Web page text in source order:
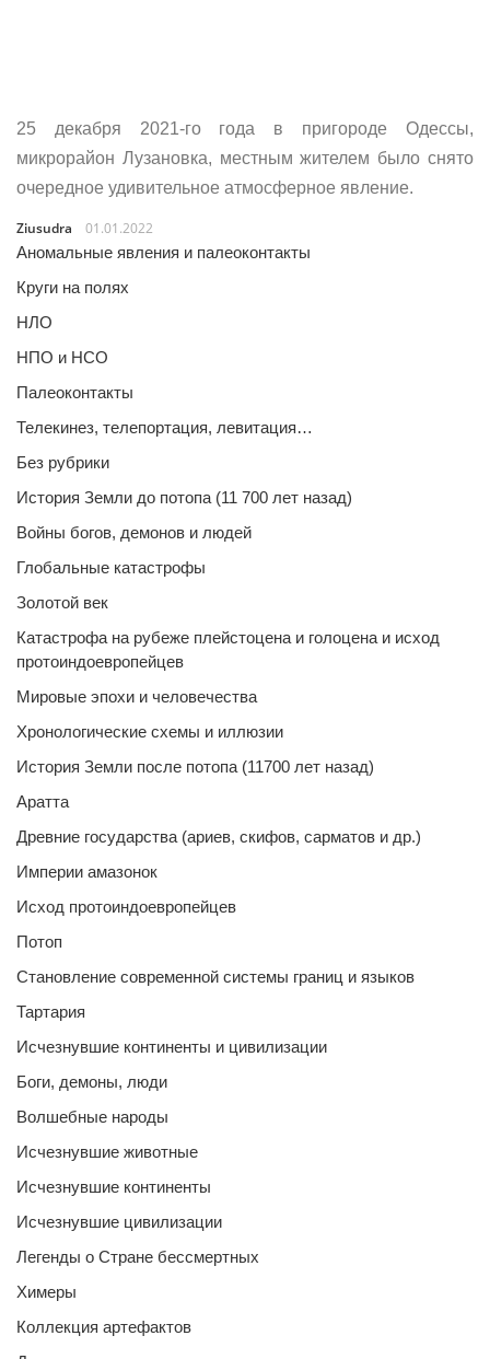
25 декабря 2021-го года в пригороде Одессы,
микрорайон Лузановка, местным жителем было снято
очередное удивительное атмосферное явление.
Ziusudra
01.01.2022
Аномальные явления и палеоконтакты
Круги на полях
НЛО
НПО и НСО
Палеоконтакты
Телекинез, телепортация, левитация…
Без рубрики
История Земли до потопа (11 700 лет назад)
Войны богов, демонов и людей
Глобальные катастрофы
Золотой век
Катастрофа на рубеже плейстоцена и голоцена и исход
протоиндоевропейцев
Мировые эпохи и человечества
Хронологические схемы и иллюзии
История Земли после потопа (11700 лет назад)
Аратта
Древние государства (ариев, скифов, сарматов и др.)
Империи амазонок
Исход протоиндоевропейцев
Потоп
Становление современной системы границ и языков
Тартария
Исчезнувшие континенты и цивилизации
Боги, демоны, люди
Волшебные народы
Исчезнувшие животные
Исчезнувшие континенты
Исчезнувшие цивилизации
Легенды о Стране бессмертных
Химеры
Коллекция артефактов